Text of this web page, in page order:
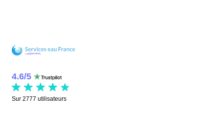
4.6/5
Sur 2777 utilisateurs